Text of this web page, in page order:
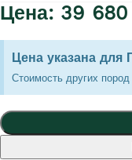
39 680
Цена указана для
Стоимость других